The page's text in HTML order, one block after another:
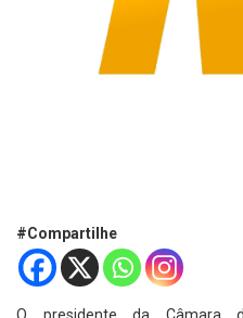
#Compartilhe